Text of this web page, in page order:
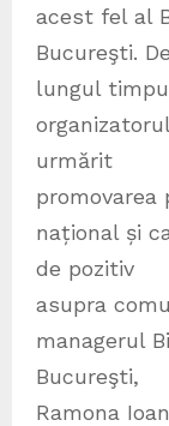
acest fel al
Bucureşti.
lungul
urmărit
național și
de pozitiv
asupra
managerul
Bucureşti,
Ramona